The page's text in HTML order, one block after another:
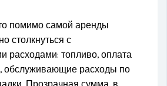
помимо самой аренды
столкнуться с
расходами: топливо, оплата
обслуживающие расходы по